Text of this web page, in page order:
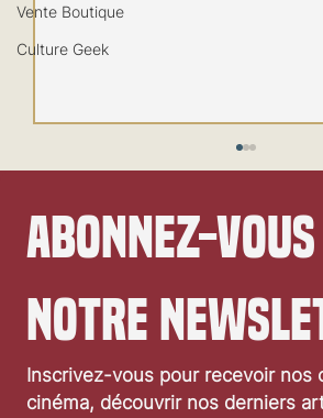
Vente Boutique
Culture Geek
Abonnez-
notre
Inscrivez-vous pour recevoir nos
cinéma, découvrir nos derniers